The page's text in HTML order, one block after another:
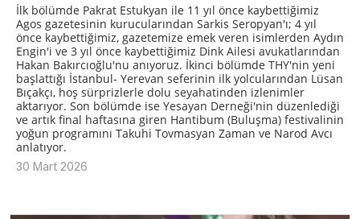
İlk bölümde Pakrat Estukyan ile 11 yıl önce kaybettiğimiz
Agos gazetesinin kurucularından Sarkis Seropyan'ı; 4 yıl
önce kaybettiğimiz, gazetemize emek veren isimlerden Aydın
Engin'i ve 3 yıl önce kaybettiğimiz Dink Ailesi avukatlarından
Hakan Bakırcıoğlu'nu anıyoruz. İkinci bölümde THY'nin yeni
başlattığı İstanbul- Yerevan seferinin ilk yolcularından Lüsan
Bıçakçı, hoş sürprizlerle dolu seyahatinden izlenimler
aktarıyor. Son bölümde ise Yesayan Derneği'nin düzenlediği
ve artık final haftasına giren Hantibum (Buluşma) festivalinin
yoğun programını Takuhi Tovmasyan Zaman ve Narod Avcı
anlatıyor.
30 Mart 2026